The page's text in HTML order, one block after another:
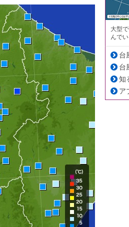
大型
んで
台
台
知
ア